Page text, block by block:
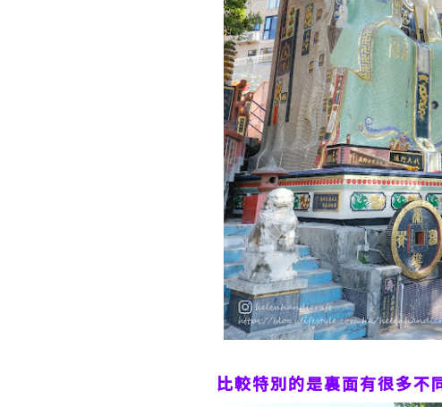
比較特別的是裏面有很多不